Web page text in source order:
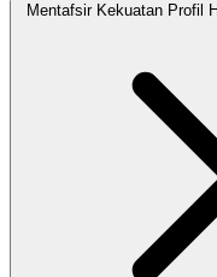
Mentafsir Kekuatan Profil